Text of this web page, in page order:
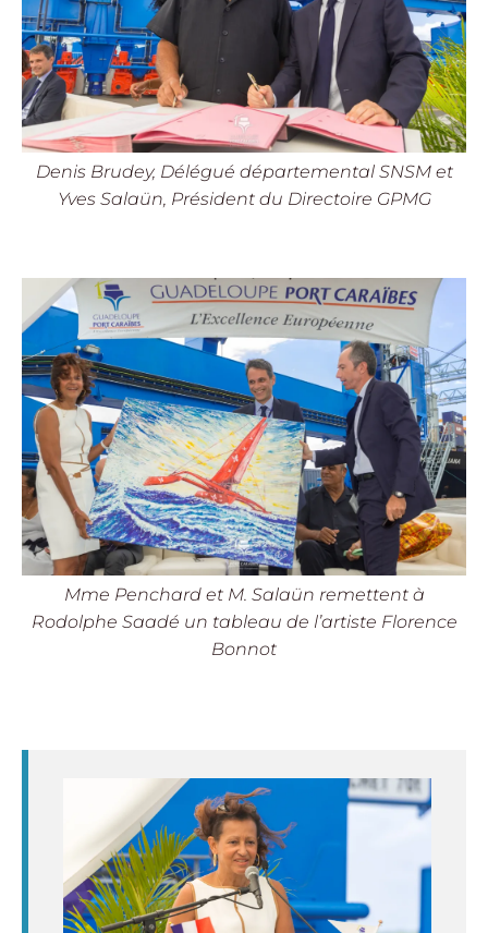
Denis Brudey, Délégué départemental SNSM et
Yves Salaün, Président du Directoire GPMG
Mme Penchard et M. Salaün remettent à
Rodolphe Saadé un tableau de l’artiste Florence
Bonnot